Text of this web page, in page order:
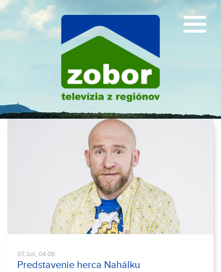
PR články
07.Jun, 04:06
Predstavenie herca Nahálku